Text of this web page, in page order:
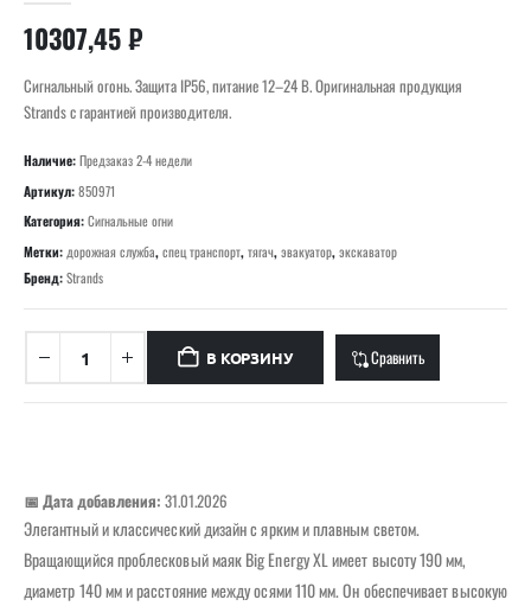
10307,45₽
Сигнальный огонь. Защита IP56, питание 12–24 В. Оригинальная продукция
Strands с гарантией производителя.
Наличие:Предзаказ 2-4 недели
Артикул:850971
Категория:Сигнальные огни
Метки: дорожная служба,спец транспорт,тягач,эвакуатор,экскаватор
Бренд:Strands
В КОРЗИНУ Сравнить
📅 Дата добавления: 31.01.2026
Элегантный и классический дизайн с ярким и плавным светом.
Вращающийся проблесковый маяк Big Energy XL имеет высоту 190 мм,
диаметр 140 мм и расстояние между осями 110 мм. Он обеспечивает высокую